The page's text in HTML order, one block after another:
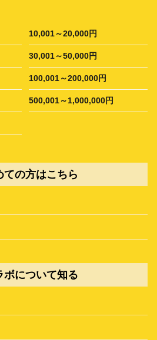
10,001～20,000円
30,001～50,000円
100,001～200,000円
500,001～1,000,000円
ての方はこちら
ボについて知る